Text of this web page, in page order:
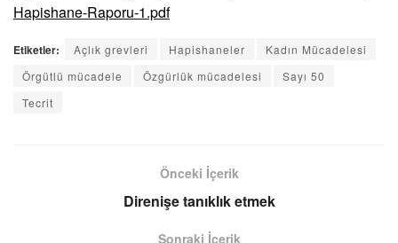
Hapishane-Raporu-1.pdf
Etiketler: Açlık grevleri Hapishaneler
Kadın Mücadelesi
Örgütlü mücadele
Özgürlük mücadelesi
Sayı 50
Tecrit
Önceki İçerik
Direnişe tanıklık etmek
Sonraki İçerik